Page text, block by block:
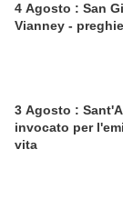
4 Agosto : San
Vianney -
3 Agosto :
invocato per
vita